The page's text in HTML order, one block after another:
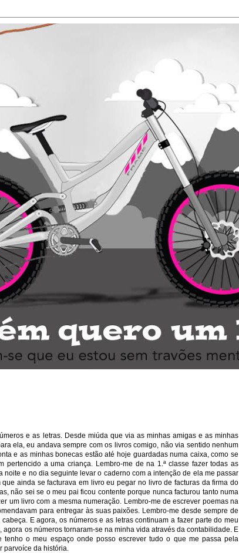
e as letras. Desde miúda que via as minhas amigas e as minhas
ela, eu andava sempre com os livros comigo, não via sentido nenhum
e as minhas bonecas estão até hoje guardadas numa caixa, como se
pertencido a uma criança. Lembro-me de na 1.ª classe fazer todas as
e no dia seguinte levar o caderno com a intenção de ela me passar
ainda se facturava em livro eu pegar no livro de facturas da firma do
não sei se o meu pai ficou contente porque nunca facturou tanto numa
um livro com a mesma numeração. Lembro-me de escrever poemas na
para entregar às suas paixões. Lembro-me desde sempre de
E agora, os números e as letras continuam a fazer parte do meu
os números tornaram-se na minha vida através da contabilidade. E
o meu espaço onde posso escrever tudo o que me passa pela
parvoíce da história.